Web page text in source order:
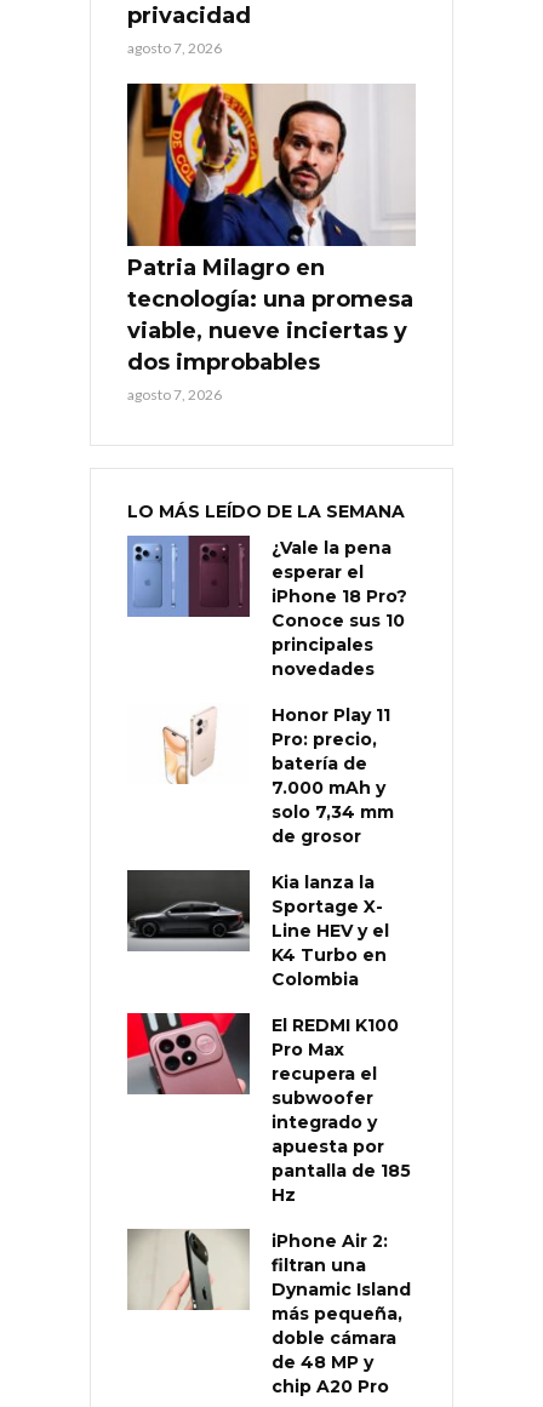
privacidad
agosto 7, 2026
Patria Milagro en
tecnología: una promesa
viable, nueve inciertas y
dos improbables
agosto 7, 2026
LO MÁS LEÍDO DE LA SEMANA
¿Vale la pena
esperar el
iPhone 18 Pro?
Conoce sus 10
principales
novedades
Honor Play 11
Pro: precio,
batería de
7.000 mAh y
solo 7,34 mm
de grosor
Kia lanza la
Sportage X-
Line HEV y el
K4 Turbo en
Colombia
El REDMI K100
Pro Max
recupera el
subwoofer
integrado y
apuesta por
pantalla de 185
Hz
iPhone Air 2:
filtran una
Dynamic Island
más pequeña,
doble cámara
de 48 MP y
chip A20 Pro